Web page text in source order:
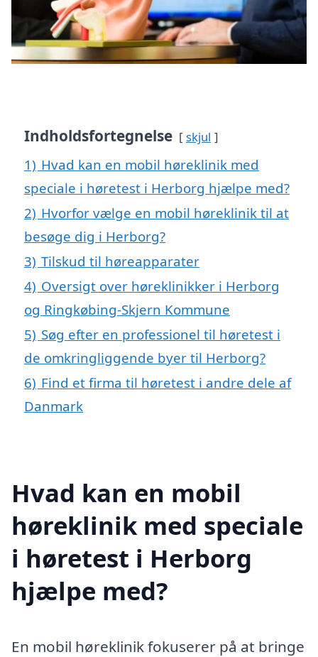
Indholdsfortegnelse skjul
1) Hvad kan en mobil høreklinik med
speciale i høretest i Herborg hjælpe med?
2) Hvorfor vælge en mobil høreklinik til at
besøge dig i Herborg?
3) Tilskud til høreapparater
4) Oversigt over høreklinikker i Herborg
og Ringkøbing-Skjern Kommune
5) Søg efter en professionel til høretest i
de omkringliggende byer til Herborg?
6) Find et firma til høretest i andre dele af
Danmark
Hvad kan en mobil
høreklinik med speciale
i høretest i Herborg
hjælpe med?
En mobil høreklinik fokuserer på at bringe